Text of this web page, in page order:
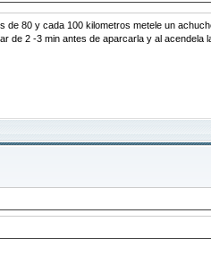
100 kilometros metele un
de aparcarla y al acendela la